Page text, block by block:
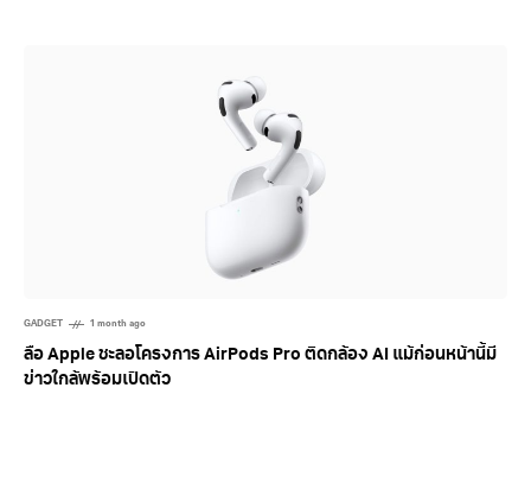
GADGET 1 month ago
ลือ Apple ชะลอโครงการ AirPods Pro ติดกล้อง AI แม้ก่อนหน้านี้มี
ข่าวใกล้พร้อมเปิดตัว